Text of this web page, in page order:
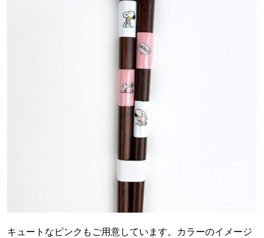
キュートなピンクもご用意しています。カラーのイメージ